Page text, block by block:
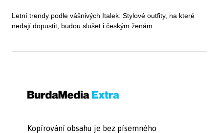
Letní trendy podle vášnivých Italek. Stylové outfity, na které
nedají dopustit, budou slušet i českým ženám
Kopírování obsahu je bez písemného